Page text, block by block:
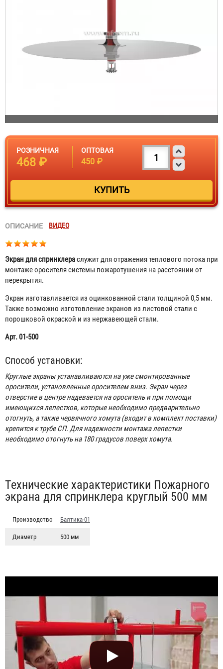
РОЗНИЧНАЯ
468 ₽
ОПТОВАЯ
450 ₽
ОПИСАНИЕ ВИДЕО
Экран для спринклераслужит для отражения теплового потока при
монтаже оросителя системы пожаротушения на расстоянии от
перекрытия.
Экран изготавливается из оцинкованной стали толщиной 0,5 мм.
Также возможно изготовление экранов из листовой стали с
порошковой окраской и из нержавеющей стали.
Арт. 01-500
Способ установки:
Круглые экраны устанавливаются на уже смонтированные
оросители, установленные оросителем вниз. Экран через
отверстие в центре надевается на ороситель и при помощи
имеющихся лепестков, которые необходимо предварительно
отогнуть, а также червячного хомута (входит в комплект поставки)
крепится к трубе СП. Для надежности монтажа лепестки
необходимо отогнуть на 180 градусов поверх хомута.
Табы
Технические характеристики Пожарного
экрана для спринклера круглый 500 мм
Производство Балтика-01
Диаметр 500 мм